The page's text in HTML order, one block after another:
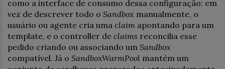
como a interface de consumo dessa configuração: em
vez de descrever todo o Sandbox manualmente, o
usuário ou agente cria uma claim apontando para um
template, e o controller de claims reconcilia esse
pedido criando ou associando um Sandbox
compatível. Já o SandboxWarmPool mantém um